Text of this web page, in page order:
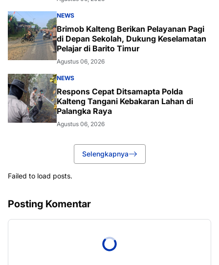
NEWS
Brimob Kalteng Berikan Pelayanan Pagi
di Depan Sekolah, Dukung Keselamatan
Pelajar di Barito Timur
Agustus 06, 2026
NEWS
Respons Cepat Ditsamapta Polda
Kalteng Tangani Kebakaran Lahan di
Palangka Raya
Agustus 06, 2026
Selengkapnya
Failed to load posts.
Posting Komentar